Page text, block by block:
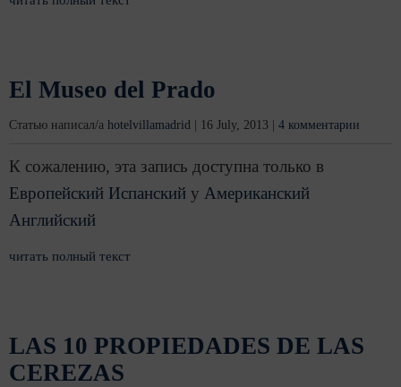
El Museo del Prado
Статью написал/а hotelvillamadrid 16 July, 2013 4 комментарии
К сожалению, эта запись доступна только в
Европейский Испанский y Американский
Английский
читать полный текст
LAS 10 PROPIEDADES DE LAS
CEREZAS